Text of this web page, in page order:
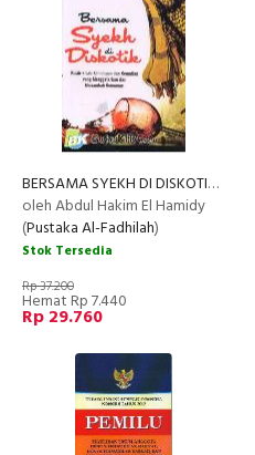
BERSAMA SYEKH DI DISKOTIK : Kisah-Kisah Kehidupan dan Kematian Yang Menggetarkan Jiwa
oleh Abdul Hakim El Hamidy
(Pustaka Al-Fadhilah)
Stok Tersedia
Rp 37.200
Hemat Rp 7.440
Rp 29.760